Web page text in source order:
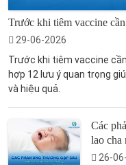
Trước khi tiêm vaccine
29-06-2026
Trước khi tiêm vaccine
hợp 12 lưu ý quan trọng
và hiệu quả.
Các
lao cha
26-